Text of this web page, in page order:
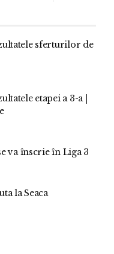
sferturilor de
etapei a 3-a |
va înscrie în Liga 3
la Seaca